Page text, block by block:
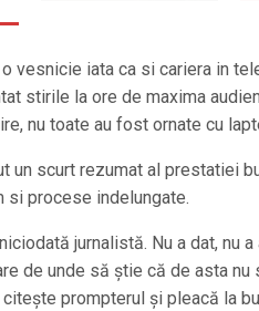
vesnicie iata ca si cariera in
stirile la ore de maxima
nu toate au fost ornate cu
un scurt rezumat al prestatiei
si procese indelungate.
jurnalistă. Nu a dat, nu
de unde să știe că de asta
prompterul și pleacă la